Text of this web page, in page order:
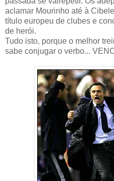
aclamar Mourinho até à
título europeu de clubes e
de herói.
Tudo isto, porque o melhor
sabe conjugar o verbo...